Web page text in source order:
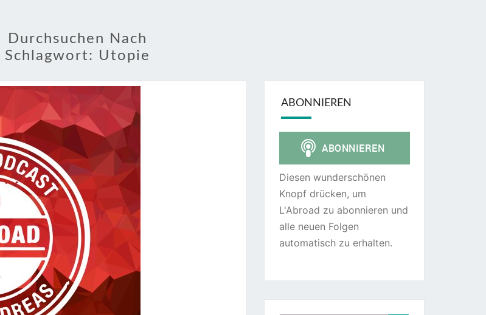
Durchsuchen Nach
Schlagwort: Utopie
ABONNIEREN
Diesen wunderschönen
Knopf drücken, um
L'Abroad zu abonnieren und
alle neuen Folgen
automatisch zu erhalten.